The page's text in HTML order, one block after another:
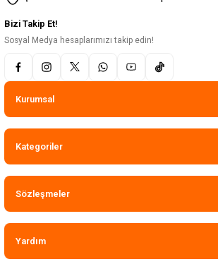
Bizi Takip Et!
Sosyal Medya hesaplarımızı takip edin!
Kurumsal
Kategoriler
Sözleşmeler
Yardım